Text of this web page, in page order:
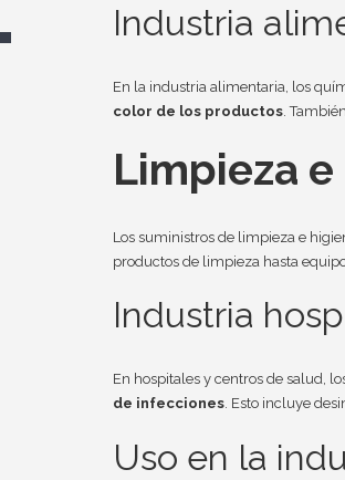
Industria
En la industria alimentaria, los
color de los productos.
Limpieza
Los suministros de limpieza e
productos de limpieza hasta
Industria
En hospitales y centros de salud,
de infecciones. Esto incluye
Uso en la